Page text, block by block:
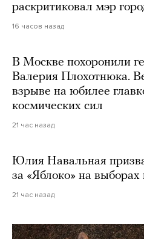
раскритиковал мэр
16 часов назад
В Москве похоронили
Валерия Плохотнюка.
взрыве на юбилее
космических сил
21 час назад
Юлия Навальная
за «Яблоко» на выборах
21 час назад